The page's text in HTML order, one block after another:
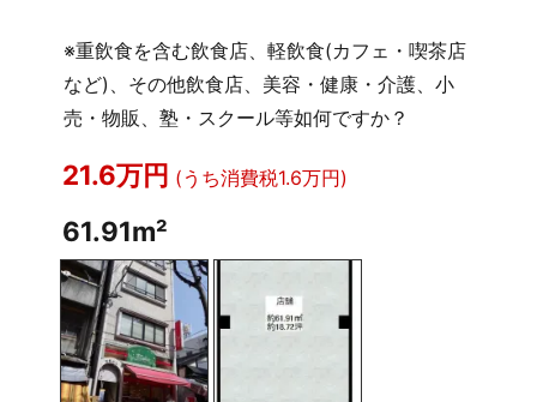
※重飲食を含む飲食店、軽飲食(カフェ・喫茶店
など)、その他飲食店、美容・健康・介護、小
売・物販、塾・スクール等如何ですか？
21.6万円 (うち消費税1.6万円)
61.91m²